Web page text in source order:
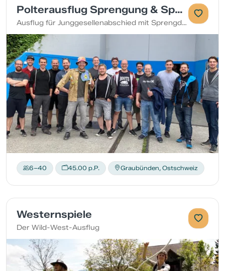
Polterausflug Sprengung & Spass
Ausflug für Junggesellenabschied mit Sprengdemonstration, Spiel und Spass
6–40 45.00 p.P. Graubünden, Ostschweiz
Westernspiele
Der Wild-West-Ausflug